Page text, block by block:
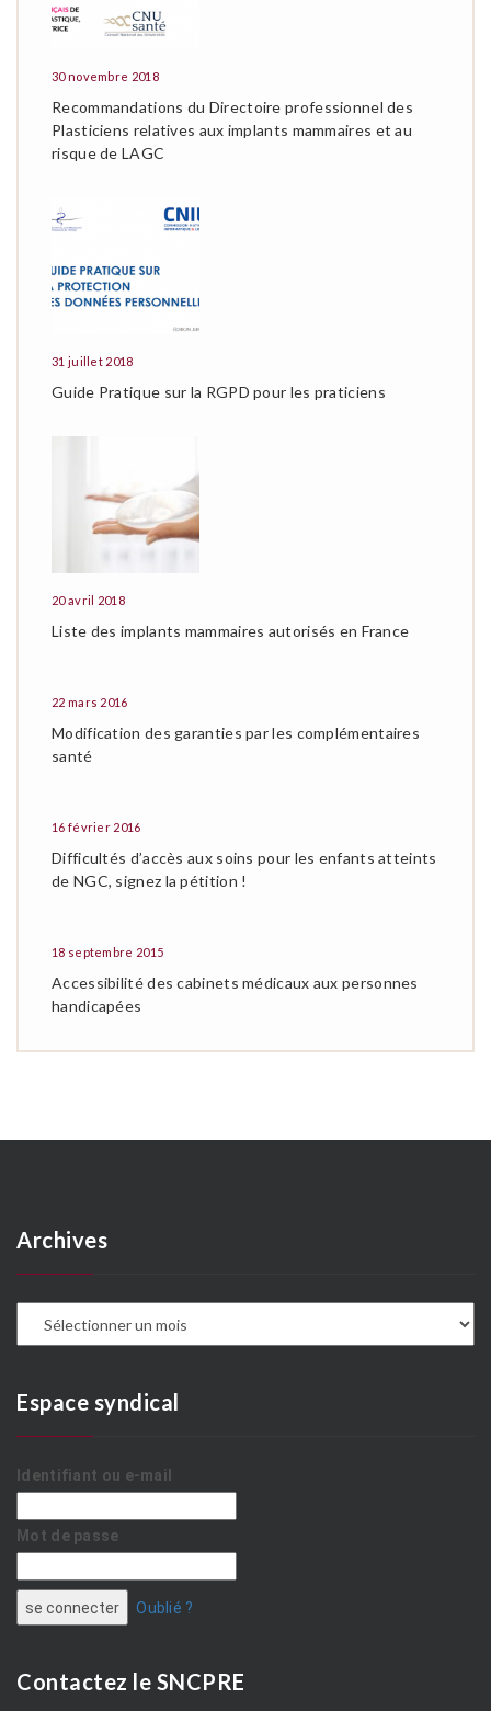
30 novembre 2018
Recommandations du Directoire professionnel des
Plasticiens relatives aux implants mammaires et au
risque de LAGC
31 juillet 2018
Guide Pratique sur la RGPD pour les praticiens
20 avril 2018
Liste des implants mammaires autorisés en France
22 mars 2016
Modification des garanties par les complémentaires
santé
16 février 2016
Difficultés d’accès aux soins pour les enfants atteints
de NGC, signez la pétition !
18 septembre 2015
Accessibilité des cabinets médicaux aux personnes
handicapées
Archives
Espace syndical
Identifiant ou e-mail
Mot de passe
Oublié ?
Contactez le SNCPRE